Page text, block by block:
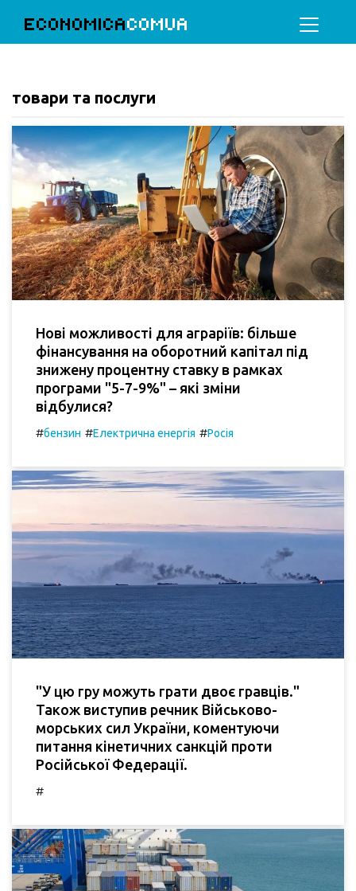
ECONOMICACOMUA
товари та послуги
Нові можливості для аграріїв: більше
фінансування на оборотний капітал під
знижену процентну ставку в рамках
програми "5-7-9%" – які зміни
відбулися?
#бензин #Електрична енергія #Росія
"У цю гру можуть грати двоє гравців."
Також виступив речник Військово-
морських сил України, коментуючи
питання кінетичних санкцій проти
Російської Федерації.
#